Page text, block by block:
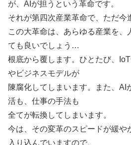
が、AIが担うという革命です。
それが第四次産業革命で、ただ今
この大革命は、あらゆる産業を、
ても良いでしょう…
根底から覆します。ひとたび、
やビジネスモデルが
陳腐化してしまいます。また、AI
活も、仕事の手法も
全てが転換してしまいます。
今は、その変革のスピードが緩や
入り込んでいますので、